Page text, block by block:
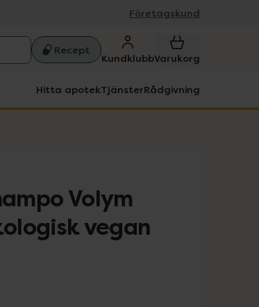
Företagskund
Recept
KundklubbVarukorg
Hitta apotekTjänsterRådgivning
Volym
vegan